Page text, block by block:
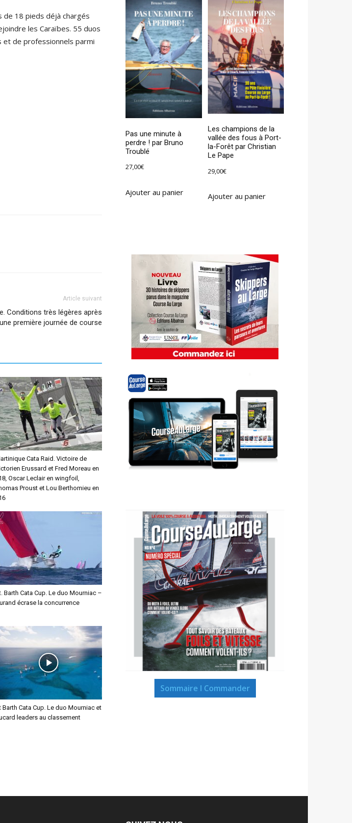
de 18 pieds déjà chargés
les Caraïbes. 55 duos
et de professionnels parmi
Article suivant
Conditions très légères après
une première journée de course
Cata Raid. Victoire de
Erussard et Fred Moreau en
Oscar Leclair en wingfoil,
Proust et Lou Berthomieu en
Barth Cata Cup. Le duo Mourniac –
écrase la concurrence
Barth Cata Cup. Le duo Mourniac et
leaders au classement
Pas une minute à
perdre ! par Bruno
Troublé
27,00€
Ajouter au panier
Les champions de la
vallée des fous à Port-
la-Forêt par Christian
Le Pape
29,00€
Ajouter au panier
Sommaire I Commander